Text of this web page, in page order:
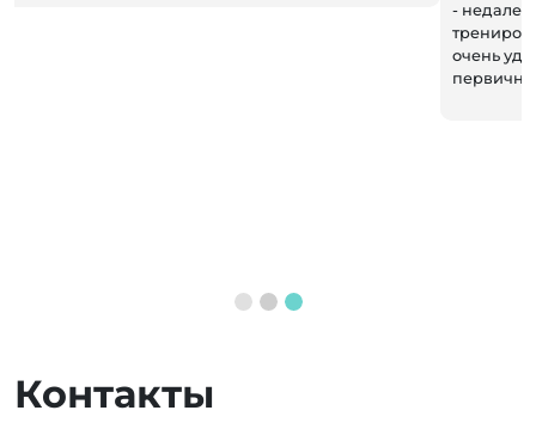
тренировок. И ещё плюс: доступное онлайн обучение, что
очень удобно для занятых людей. Помогли со сбором
Контакты